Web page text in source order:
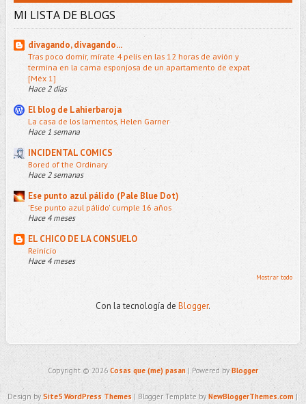
MI LISTA DE BLOGS
divagando, divagando...
Tras poco domir, mírate 4 pelis en las 12 horas de avión y
termina en la cama esponjosa de un apartamento de expat
[Méx 1]
Hace 2 días
El blog de Lahierbaroja
La casa de los lamentos, Helen Garner
Hace 1 semana
INCIDENTAL COMICS
Bored of the Ordinary
Hace 2 semanas
Ese punto azul pálido (Pale Blue Dot)
'Ese punto azul pálido' cumple 16 años
Hace 4 meses
EL CHICO DE LA CONSUELO
Reinicio
Hace 4 meses
Mostrar todo
Con la tecnología de Blogger.
Copyright © 2026Cosas que (me) pasan | Powered byBlogger
Design bySite5 WordPress Themes | Blogger Template byNewBloggerThemes.com |